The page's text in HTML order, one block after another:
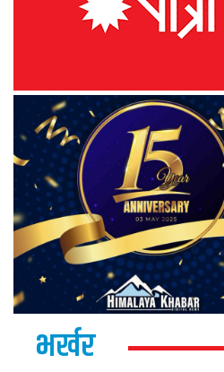
भर्खर